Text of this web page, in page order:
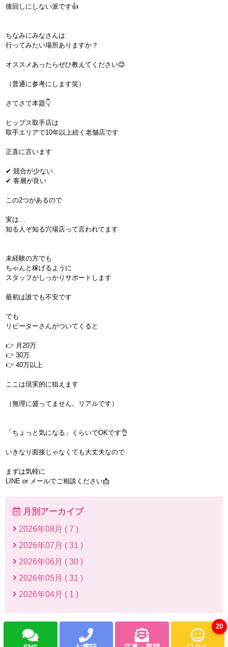
20
後回しにしない派です👍
ちなみにみなさんは
行ってみたい場所ありますか？
オススメあったらぜひ教えてください😊
（普通に参考にします笑）
さてさて本題👇
ヒップス取手店は
取手エリアで10年以上続く老舗店です
正直に言います
✔ 競合が少ない
✔ 客層が良い
この2つがあるので
実は…
知る人ぞ知る穴場店って言われてます
未経験の方でも
ちゃんと稼げるように
スタッフがしっかりサポートします
最初は誰でも不安です
でも
リピーターさんがついてくると
👉 月20万
👉 30万
👉 40万以上
ここは現実的に狙えます
（無理に盛ってません。リアルです）
「ちょっと気になる」くらいでOKです👌
いきなり面接じゃなくても大丈夫なので
まずは気軽に
LINE or メールでご相談ください📩
月別アーカイブ
2026年08月 ( 7 )
2026年07月 ( 31 )
2026年06月 ( 30 )
2026年05月 ( 31 )
2026年04月 ( 1 )